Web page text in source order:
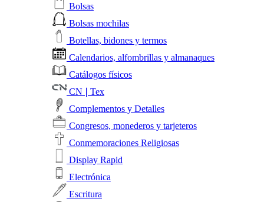
Bolsas
Bolsas mochilas
Botellas, bidones y termos
Calendarios, alfombrillas y almanaques
Catálogos físicos
CN❘Tex
Complementos y Detalles
Congresos, monederos y tarjeteros
Conmemoraciones Religiosas
Display Rapid
Electrónica
Escritura